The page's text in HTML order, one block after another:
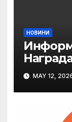
НОВИНИ
на ОАЕ
MAY 12,